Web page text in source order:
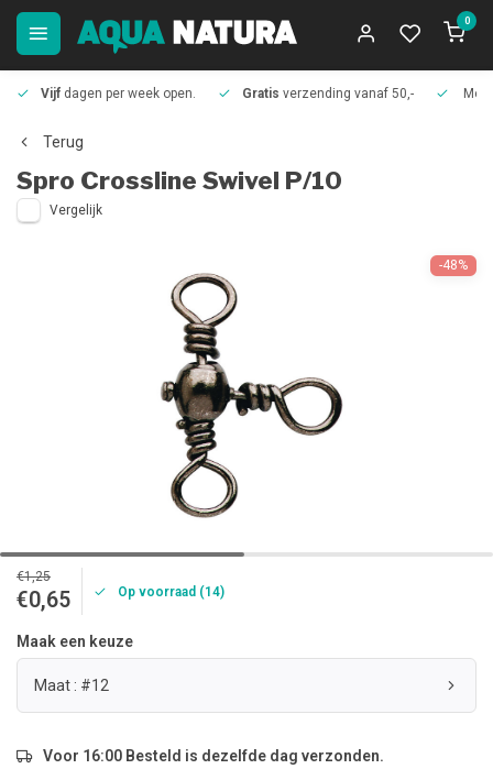
0
Vijf dagen per week open. Gratis verzending vanaf 50,-
Terug
Spro Crossline Swivel P/10
Vergelijk
-48%
€1,25
€0,65 Op voorraad (14)
Maak een keuze
Maat : #12
Voor 16:00 Besteld is dezelfde dag verzonden.